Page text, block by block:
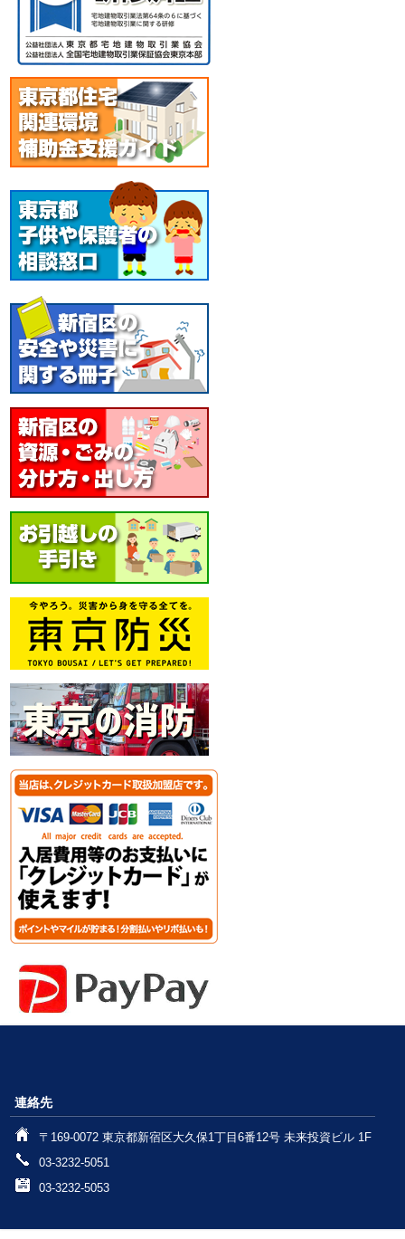
連絡先
〒169-0072 東京都新宿区大久保1丁目6番12号 未来投資ビル 1F
03-3232-5051
03-3232-5053